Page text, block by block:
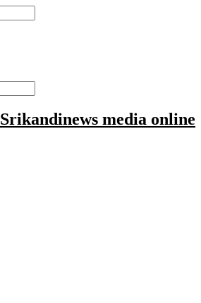
Srikandinews media online